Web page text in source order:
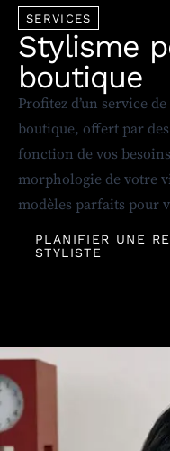
SERVICES
Stylisme
boutique
Profitez d’un service
boutique, offert par
fonction de vos
morphologie de votre
modèles parfaits pour
PLANIFIER UNE
STYLISTE